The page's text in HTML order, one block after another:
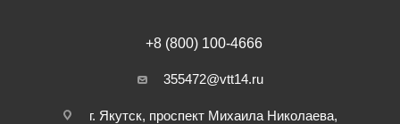
+8 (800) 100-4666
355472@vtt14.ru
г. Якутск, проспект Михаила Николаева,